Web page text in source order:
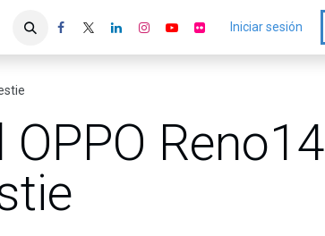
Iniciar sesión
Reno14